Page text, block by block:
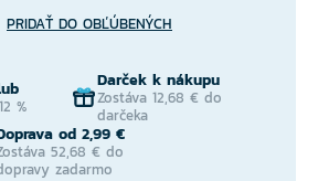
PRIDAŤ DO OBĽÚBENÝCH
%
Darček k nákupu
Zostáva 12,68 € do
darčeka
od 2,99 €
52,68 € do
zadarmo